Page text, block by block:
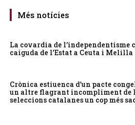
Més notícies
La covardia de l’independentisme
caiguda de l’Estat a Ceuta i Melilla
Crònica estiuenca d’un pacte
un altre flagrant incompliment de
seleccions catalanes un cop més